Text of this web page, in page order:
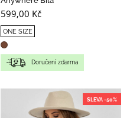
599,00 Kč
ONE SIZE
Doručení zdarma
SLEVA -50%